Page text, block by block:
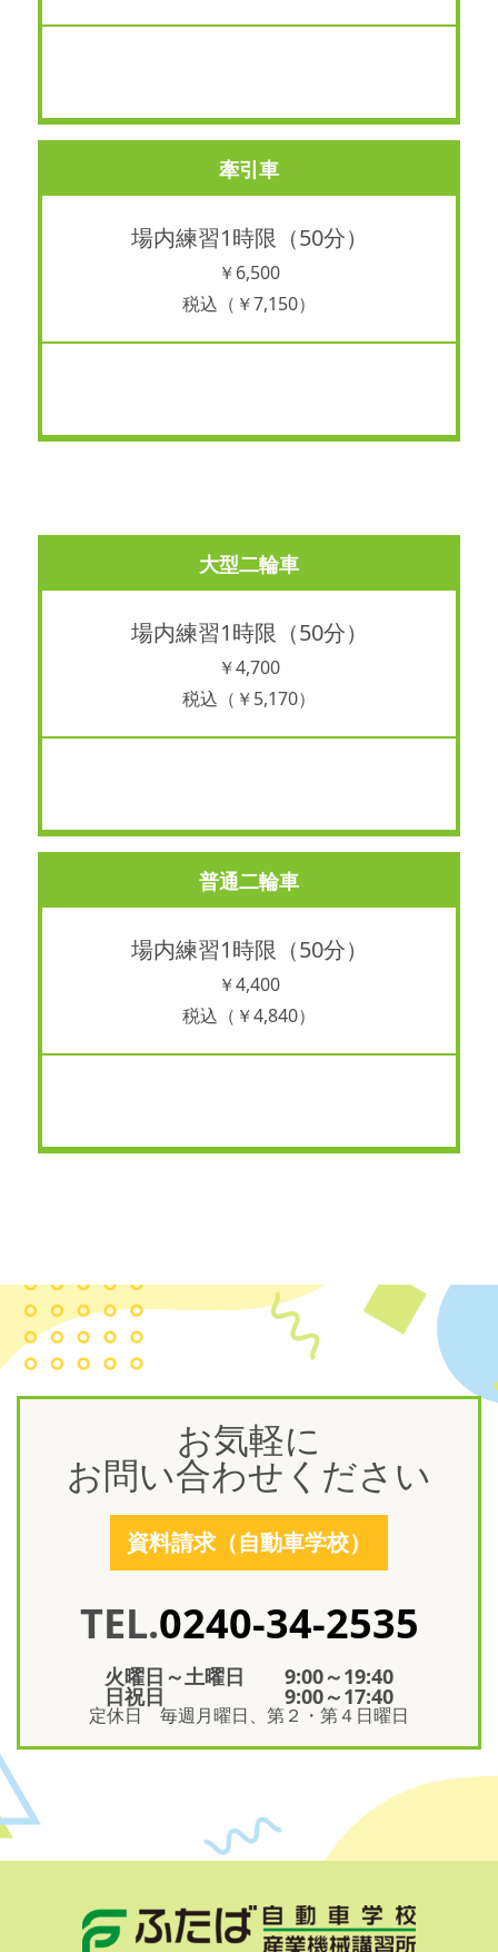
牽引車
場内練習1時限（50分）
￥6,500
税込（￥7,150）
大型二輪車
場内練習1時限（50分）
￥4,700
税込（￥5,170）
普通二輪車
場内練習1時限（50分）
￥4,400
税込（￥4,840）
お気軽に
お問い合わせください
資料請求（自動車学校）
TEL.0240-34-2535
火曜日～土曜日 9:00～19:40
日祝日 9:00～17:40
定休日 毎週月曜日、第２・第４日曜日